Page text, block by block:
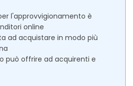
l'approvvigionamento è
online
ad acquistare in modo più
può offrire ad acquirenti e